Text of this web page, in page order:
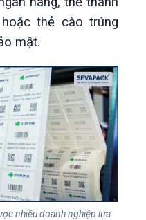
thẻ cào trúng
mật.
nhiều doanh nghiệp lựa